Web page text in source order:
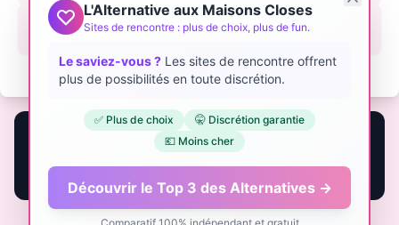
La Mansion Figueres est-elle légale ?
L'Alternative aux Maisons Closes
Sites de rencontre : plus de choix, plus de fun.
Le saviez-vous ? Les sites de rencontre offrent
plus de possibilités en toute discrétion.
✅ Plus de choix
🤫 Discrétion garantie
💶 Moins cher
Découvrir le Top 3 des Alternatives →
🏩 Own or manage a club? Get it featured to
French visitors.